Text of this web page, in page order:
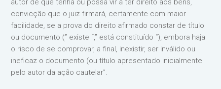
autor de que tenha ou possa vir a ter direito aos bens,
convicção que o juiz firmará, certamente com maior
facilidade, se a prova do direito afirmado constar de título
ou documento (” existe “,” está constituído “), embora haja
o risco de se comprovar, a final, inexistir, ser inválido ou
ineficaz o documento (ou título apresentado inicialmente
pelo autor da ação cautelar”.⁣